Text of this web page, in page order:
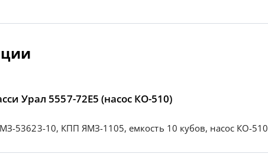
Урал 5557-72Е5 (насос КО-510)
53623-10, КПП ЯМЗ-1105, емкость 10 кубов, насос КО-510